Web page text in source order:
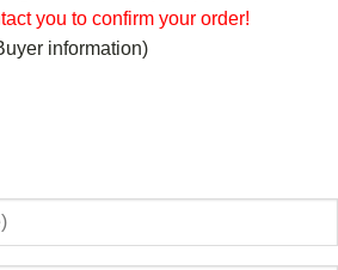
you to confirm your order!
information)